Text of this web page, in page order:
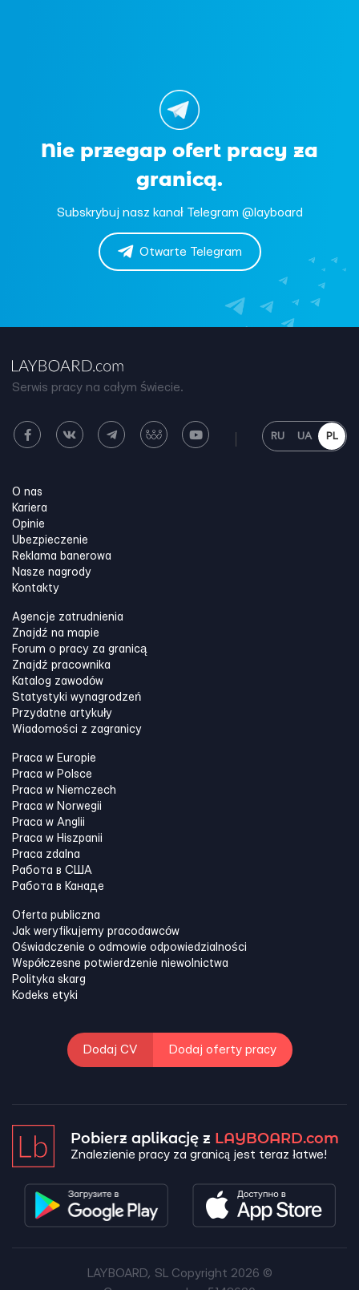
Nie przegap ofert pracy za
granicą.
Subskrybuj nasz kanał Telegram @layboard
Otwarte Telegram
Serwis pracy na całym świecie.
RU UA PL
O nas
Kariera
Opinie
Ubezpieczenie
Reklama banerowa
Nasze nagrody
Kontakty
Agencje zatrudnienia
Znajdź na mapie
Forum o pracy za granicą
Znajdź pracownika
Katalog zawodów
Statystyki wynagrodzeń
Przydatne artykuły
Wiadomości z zagranicy
Praca w Europie
Praca w Polsce
Praca w Niemczech
Praca w Norwegii
Praca w Anglii
Praca w Hiszpanii
Praca zdalna
Работа в США
Работа в Канадe
Oferta publiczna
Jak weryfikujemy pracodawców
Oświadczenie o odmowie odpowiedzialności
Współczesne potwierdzenie niewolnictwa
Polityka skarg
Kodeks etyki
Dodaj CV Dodaj oferty pracy
Pobierz aplikację z LAYBOARD.com
Znalezienie pracy za granicą jest teraz łatwe!
LAYBOARD, SL Copyright 2026 ©